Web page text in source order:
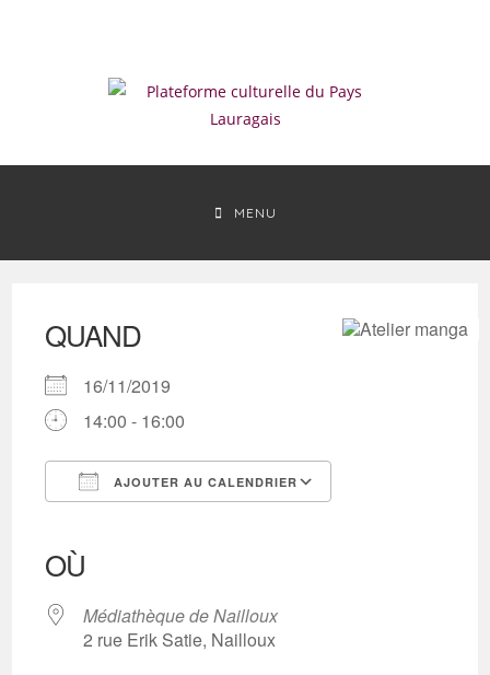
MENU
QUAND
16/11/2019
14:00 - 16:00
AJOUTER AU CALENDRIER
OÙ
Médiathèque de Nailloux
2 rue Erik Satie, Nailloux